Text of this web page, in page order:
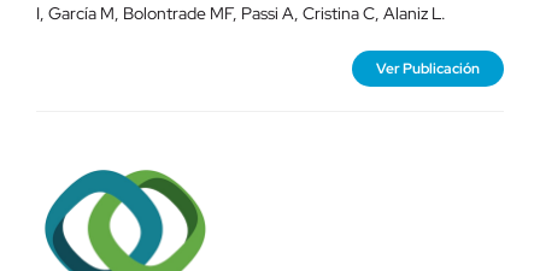
I, García M, Bolontrade MF, Passi A, Cristina C, Alaniz L.
Ver Publicación